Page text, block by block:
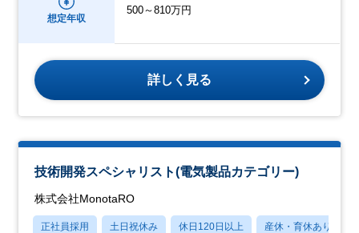
想定年収
500～810万円
詳しく見る
技術開発スペシャリスト(電気製品カテゴリー)
株式会社MonotaRO
正社員採用 土日祝休み 休日120日以上 産休・育休あり